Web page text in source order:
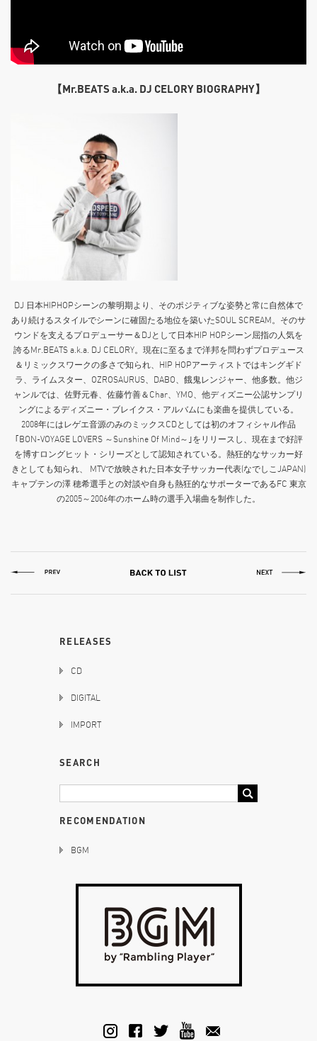
【Mr.BEATS a.k.a. DJ CELORY BIOGRAPHY】
DJ 日本HIPHOPシーンの黎明期より、そのポジティブな姿勢と常に自然体で
あり続けるスタイルでシーンに確固たる地位を築いたSOUL SCREAM。そのサ
ウンドを支えるプロデューサー＆DJとして日本HIP HOPシーン屈指の人気を
誇るMr.BEATS a.k.a. DJ CELORY。現在に至るまで洋邦を問わずプロデュース
＆リミックスワークの多さで知られ、HIP HOPアーティストではキングギド
ラ、ライムスター、OZROSAURUS、DABO、餓鬼レンジャー、他多数。他ジ
ャンルでは、佐野元春、佐藤竹善＆Char、YMO、他ディズニー公認サンプリ
ングによるディズニー・ブレイクス・アルバムにも楽曲を提供している。
2008年にはレゲエ音源のみのミックスCDとしては初のオフィシャル作品
｢BON-VOYAGE LOVERS ～Sunshine Of Mind～｣をリリースし、現在まで好評
を博すロングヒット・シリーズとして認知されている。熱狂的なサッカー好
きとしても知られ、 MTVで放映された日本女子サッカー代表(なでしこJAPAN)
キャプテンの澤 穂希選手との対談や自身も熱狂的なサポーターであるFC 東京
の2005～2006年のホーム時の選手入場曲を制作した。
RELEASES
CD
DIGITAL
IMPORT
SEARCH
RECOMENDATION
BGM